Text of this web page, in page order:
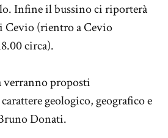
Infine il bussino ci riporterà
Cevio (rientro a Cevio
circa).
verranno proposti
geologico, geografico e
Donati.